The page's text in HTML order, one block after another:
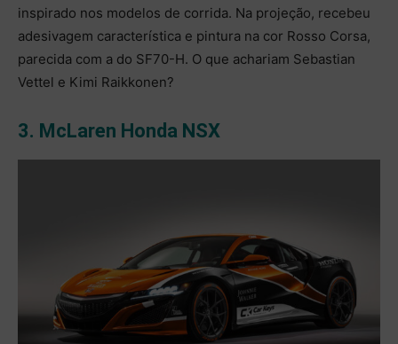
inspirado nos modelos de corrida. Na projeção, recebeu
adesivagem característica e pintura na cor Rosso Corsa,
parecida com a do SF70-H. O que achariam Sebastian
Vettel e Kimi Raikkonen?
3. McLaren Honda NSX